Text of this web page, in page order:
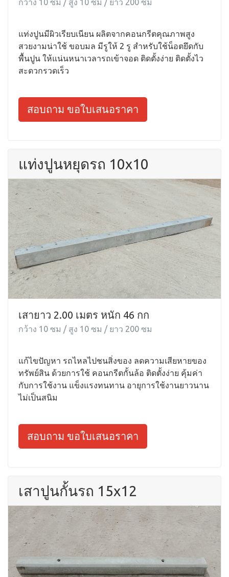
กว้าง 10 ซม / สูง 10 ซม / ยาว 200 ซม
แท่งปูนมีผิวเรียบเนียน ผลิตจากคอนกรีตคุณภาพสูง
สวยงามน่าใช้ ขอบมล มีรูให้ 2 รู สำหรับใช้น็อตยึดกับ
พื้นปูน ให้แน่นหนาเวลารถเข้าจอด ติดตั้งง่าย ติดตั้งไว
สะดวกรวดเร็ว
สอบถาม ขอใบเสนอราคา
แท่งปูนหยุดรถ 10x10
เสายาว 2.00 เมตร หนัก 46 กก
กว้าง 10 ซม / สูง 10 ซม / ยาว 200 ซม
แก้ไขปัญหา รถไหลไปชนสิ่งของ ลดความเสียหายของ
ทรัพย์สิน ด้วยการใช้ คอนกรีตกั้นล้อ ติดตั้งง่าย คุ้มค่า
กับการใช้งาน แข็งแรงทนทาน อายุการใช้งานยาวนาน
ไม่เป็นสนิม
สอบถาม ขอใบเสนอราคา
เสาปูนกั้นรถ 15x12